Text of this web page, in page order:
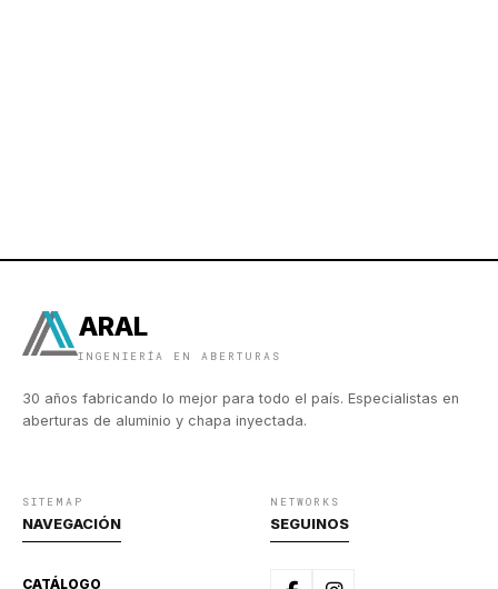
ARAL
INGENIERÍA EN ABERTURAS
30 años fabricando lo mejor para todo el país. Especialistas en
aberturas de aluminio y chapa inyectada.
SITEMAP
NAVEGACIÓN
CATÁLOGO
NETWORKS
SEGUINOS